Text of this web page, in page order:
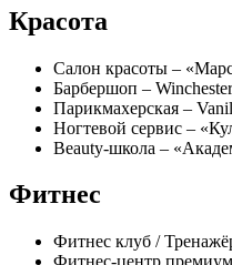
Красота
Салон красоты –
Барбершоп –
Парикмахерская –
Ногтевой сервис –
Beauty-школа –
Фитнес
Фитнес клуб /